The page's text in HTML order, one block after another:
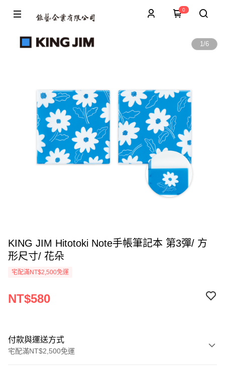
0
1/6
KING JIM Hitotoki Note手帳筆記本 第3彈/ 方
形尺寸/ 花朵
宅配滿NT$2,500免運
NT$580
付款與運送方式
宅配滿NT$2,500免運